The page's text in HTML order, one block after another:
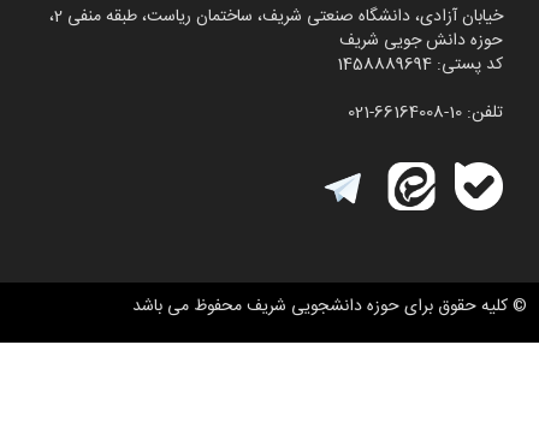
خیابان آزادی، دانشگاه صنعتی شریف، ساختمان ریاست، طبقه منفی 2،
حوزه دانش جویی شریف
کد پستی: 1458889694
تلفن: 10-66164008-021
© کلیه حقوق برای حوزه دانشجویی شریف محفوظ می باشد